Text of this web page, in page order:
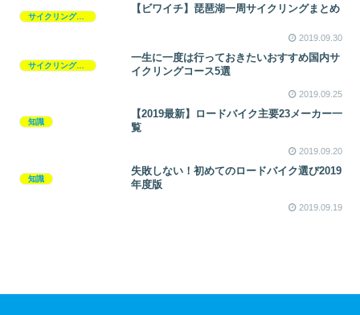
サイクリングコース
【ビワイチ】琵琶湖一周サイクリングまとめ
2019.09.30
サイクリングコース
一生に一度は行っておきたいおすすめ国内サ
イクリングコース5選
2019.09.25
知識
【2019最新】ロードバイク主要23メーカー一
覧
2019.09.20
知識
失敗しない！初めてのロードバイク選び2019
年度版
2019.09.19